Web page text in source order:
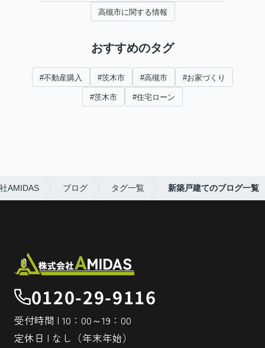
高槻市に関する情報
おすすめのタグ
#不動産購入 #茨木市 #高槻市 #お家づくり
#茨木市 #住宅ローン
AMIDAS ブログ タグ一覧 新築戸建てのブログ一覧
0120-29-9116
受付時間 | 10：00～19：00
定休日 | なし（年末年始）